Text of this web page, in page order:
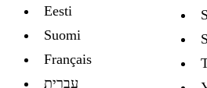
Eesti
Suomi
Français
עברית